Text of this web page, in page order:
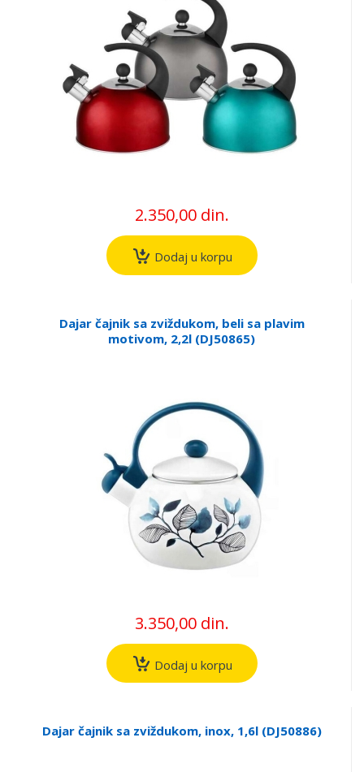
2.350,00 din.
Dodaj u korpu
Dajar čajnik sa zviždukom, beli sa plavim
motivom, 2,2l (DJ50865)
3.350,00 din.
Dodaj u korpu
Dajar čajnik sa zviždukom, inox, 1,6l (DJ50886)